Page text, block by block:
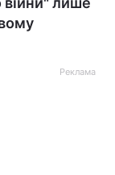
Реклама